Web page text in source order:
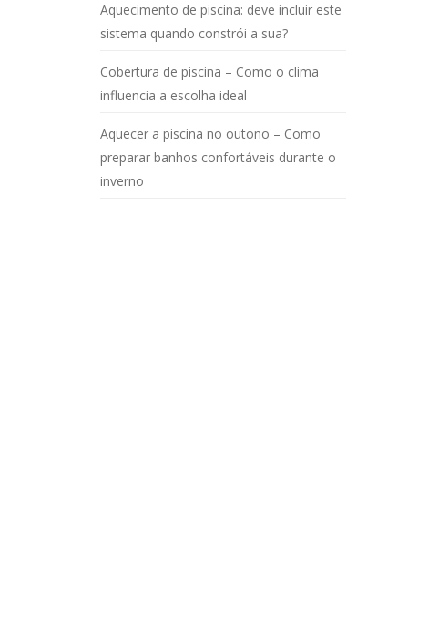
Aquecimento de piscina: deve incluir este
sistema quando constrói a sua?
Cobertura de piscina – Como o clima
influencia a escolha ideal
Aquecer a piscina no outono – Como
preparar banhos confortáveis durante o
inverno